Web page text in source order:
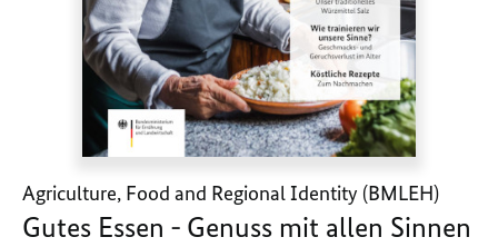
Agriculture, Food and Regional Identity (BMLEH)
Gutes Essen - Genuss mit allen Sinnen